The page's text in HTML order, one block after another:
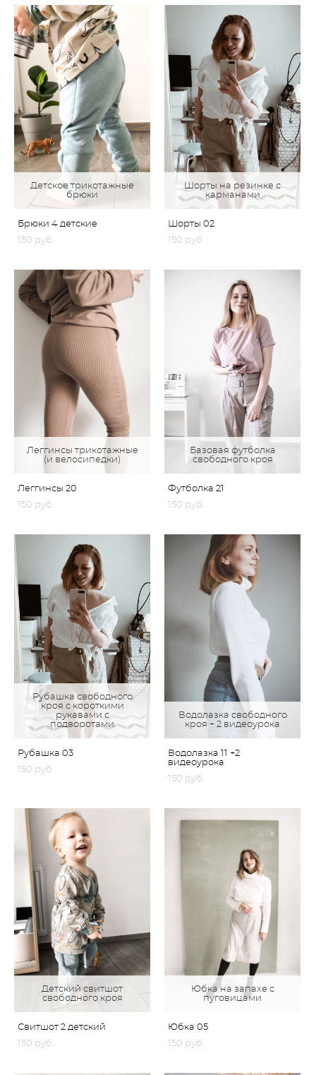
Детское трикотажные
брюки
Брюки 4 детские
150 pуб.
Шорты на резинке с
карманами
Шорты 02
150 pуб.
Леггинсы трикотажные
(и велосипедки)
Леггинсы 20
150 pуб.
Базовая футболка
свободного кроя
Футболка 21
150 pуб.
Рубашка свободного
кроя с короткими
рукавами с
подворотами
Рубашка 03
150 pуб.
Водолазка свободного
кроя + 2 видеоурока
Водолазка 11 +2
видеоурока
150 pуб.
Детский свитшот
свободного кроя
Свитшот 2 детский
150 pуб.
Юбка на запахе с
пуговицами
Юбка 05
150 pуб.